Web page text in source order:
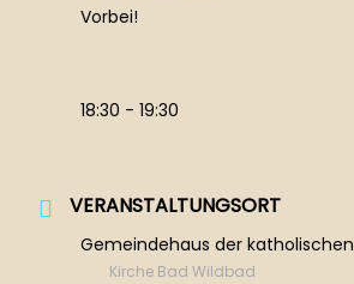
Vorbei!
18:30 - 19:30
VERANSTALTUNGSORT
Gemeindehaus der katholischen
Kirche Bad Wildbad